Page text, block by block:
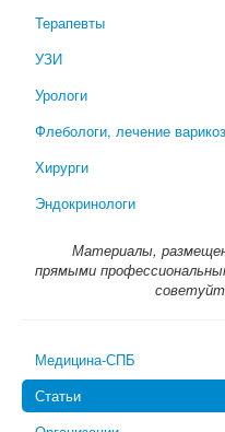
Терапевты
УЗИ
Урологи
Флебологи, лечение
Хирурги
Эндокринологи
Материалы,
прямыми
Медицина-СПБ
Статьи